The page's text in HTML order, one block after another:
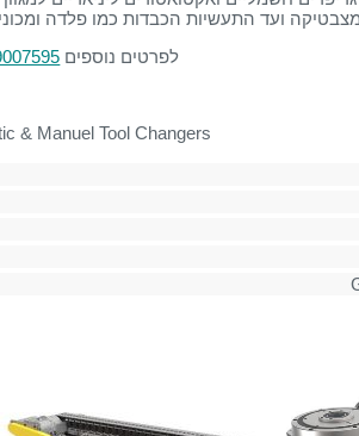
ועד התעשיות הכבדות כמו פלדה
לפרטים נוספים
& Manuel Tool Changers